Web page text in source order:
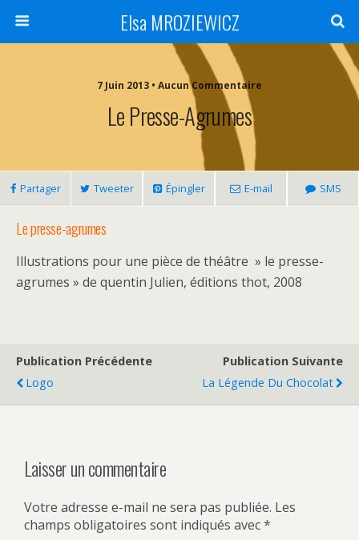
Elsa MROZIEWICZ
7 Juin 2013 • Aucun Commentaire
Le Presse-Agrumes
Partager Tweeter Épingler E-mail SMS
Le presse-agrumes
Illustrations pour une pièce de théâtre » le presse-
agrumes » de quentin Julien, éditions thot, 2008
Publication Précédente
Logo
Publication Suivante
La Légende Du Chocolat
Laisser un commentaire
Votre adresse e-mail ne sera pas publiée. Les
champs obligatoires sont indiqués avec*